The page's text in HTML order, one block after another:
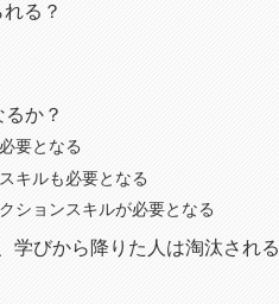
る？
か？
要となる
キルも必要となる
ションスキルが必要となる
学びから降りた人は淘汰される